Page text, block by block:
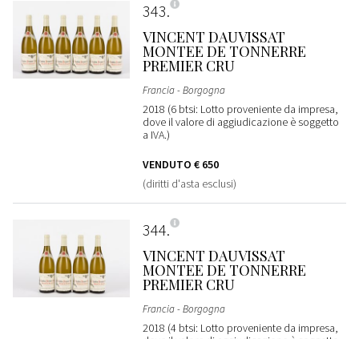
343
VINCENT DAUVISSAT
MONTEE DE TONNERRE
PREMIER CRU
Francia - Borgogna
2018 (6 btsi: Lotto proveniente da impresa,
dove il valore di aggiudicazione è soggetto
a IVA.)
VENDUTO € 650
(diritti d'asta esclusi)
344
VINCENT DAUVISSAT
MONTEE DE TONNERRE
PREMIER CRU
Francia - Borgogna
2018 (4 btsi: Lotto proveniente da impresa,